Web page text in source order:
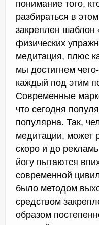
понимание того,
разбираться в
закреплен шаблон
физических
медитация, плюс
мы достигнем
каждый под этим
Современные
что сегодня
популярна. Так,
медитации, может
скоро и до
йогу пытаются
современной
было методом
средством
образом